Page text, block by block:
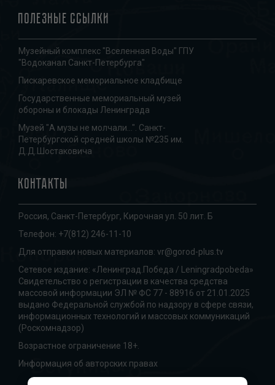
Полезные ссылки
Музейный комплекс "Вселенная Воды" ГПУ
"Водоканал Санкт-Петербурга"
Пискаревское мемориальное кладбище
Государственные мемориальный музей
обороны и блокады Ленинграда
Музей "А музы не молчали...". Санкт-
Петербургской средней школы №235 им.
Д.Д.Шостаковича
Контакты
Россия, Санкт-Петербург, Кирочная ул. 50 лит. Б
Телефон: +7(812) 246-11-10
Для отправки новых материалов: vr@gorod-plus.tv
Сетевое издание: «Ленинград.Победа / Leningradpobeda»
Свидетельство о регистрации в качества средства
массовой информации ЭЛ № ФС 77 - 88916 от 21.01.2025
выдано Федеральной службой по надзору в сфере связи,
информационных технологий и массовых коммуникаций
(Роскомнадзор)
Возрастное ограничение 18+.
Информация об авторских правах